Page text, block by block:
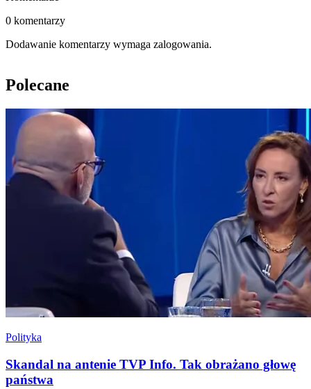
0 komentarzy
Dodawanie komentarzy wymaga zalogowania.
Polecane
Polityka
Skandal na antenie TVP Info. Tak obrażano głowę
państwa